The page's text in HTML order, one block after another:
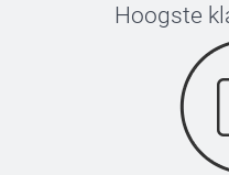
Hoogste